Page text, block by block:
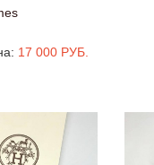
17 000 РУБ.